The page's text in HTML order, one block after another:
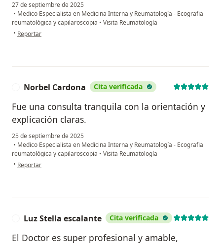
27 de septiembre de 2025
• Medico Especialista en Medicina Interna y Reumatología - Ecografia
reumatológica y capilaroscopia • Visita Reumatología
• en opinión del usuario Esperanza bonilla
Reportar
Norbel Cardona Cita verificada
Fue una consulta tranquila con la orientación y
explicación claras.
25 de septiembre de 2025
• Medico Especialista en Medicina Interna y Reumatología - Ecografia
reumatológica y capilaroscopia • Visita Reumatología
• en opinión del usuario Norbel Cardona
Reportar
Luz Stella escalante Cita verificada
El Doctor es super profesional y amable,